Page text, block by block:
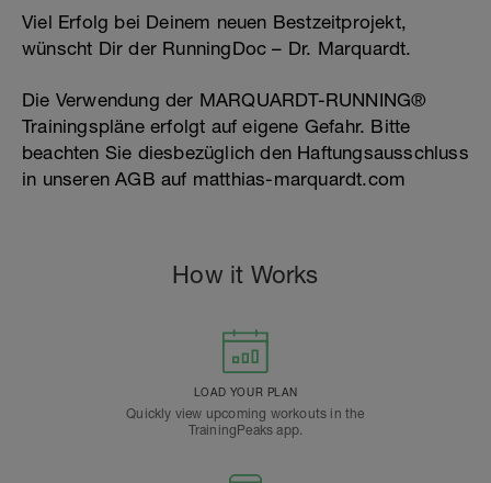
Viel Erfolg bei Deinem neuen Bestzeitprojekt,
wünscht Dir der RunningDoc – Dr. Marquardt.
Die Verwendung der MARQUARDT-RUNNING®
Trainingspläne erfolgt auf eigene Gefahr. Bitte
beachten Sie diesbezüglich den Haftungsausschluss
in unseren AGB auf matthias-marquardt.com
How it Works
LOAD YOUR PLAN
Quickly view upcoming workouts in the
TrainingPeaks app.